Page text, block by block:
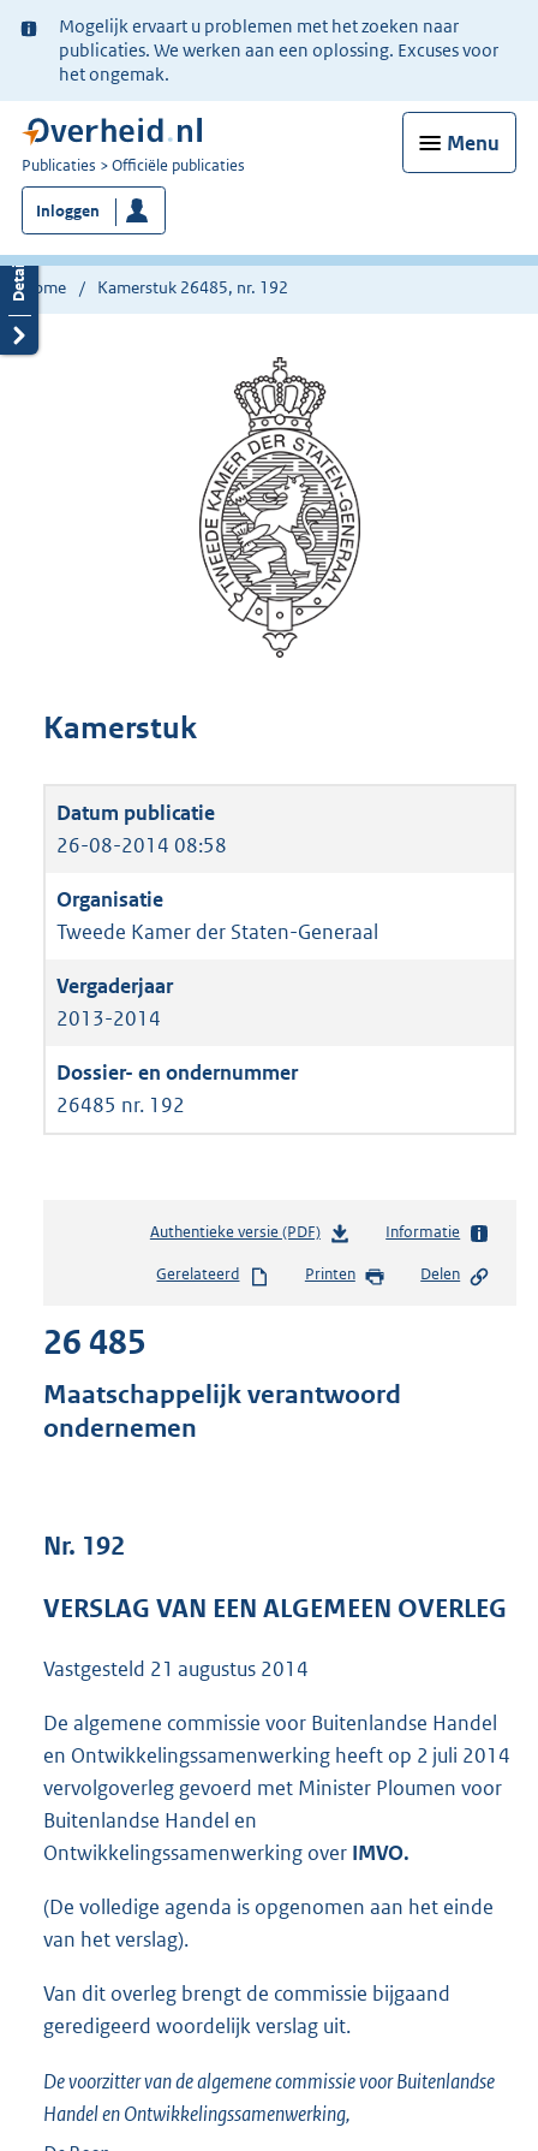
Ter
informatie:
Mogelijk ervaart u problemen met het zoeken naar
publicaties. We werken aan een oplossing. Excuses voor
het ongemak.
Menu
U
bent
nu
hier:
Publicaties Officiële publicaties
Inloggen
Home Kamerstuk 26485, nr. 192
Kamerstuk
26-08-2014 08:58
Tweede Kamer der Staten-Generaal
2013-2014
26485 nr. 192
Authentieke versie (PDF)b
s
d
s
:
K
b
Informatie
Gerelateerd Printen Delen
26 485
Maatschappelijk verantwoord
ondernemen
Nr. 192
VERSLAG VAN EEN ALGEMEEN OVERLEG
Vastgesteld 21 augustus 2014
De algemene commissie voor Buitenlandse Handel
en Ontwikkelingssamenwerking heeft op 2 juli 2014
vervolgoverleg gevoerd met Minister Ploumen voor
Buitenlandse Handel en
Ontwikkelingssamenwerking over IMVO.
(De volledige agenda is opgenomen aan het einde
van het verslag).
Van dit overleg brengt de commissie bijgaand
geredigeerd woordelijk verslag uit.
De voorzitter van de algemene commissie voor Buitenlandse
Handel en Ontwikkelingssamenwerking,